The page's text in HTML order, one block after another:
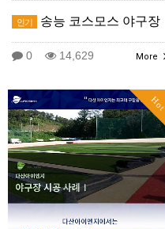
인기 송능 코스모스 야구장
0 14,629 More
Hot